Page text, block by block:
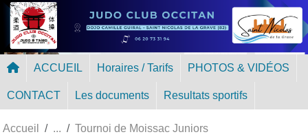
ACCUEIL Horaires / Tarifs PHOTOS & VIDÉOS
CONTACT Les documents Resultats sportifs
Accueil Tournoi de Moissac Juniors
Panneau de gestion des cookies